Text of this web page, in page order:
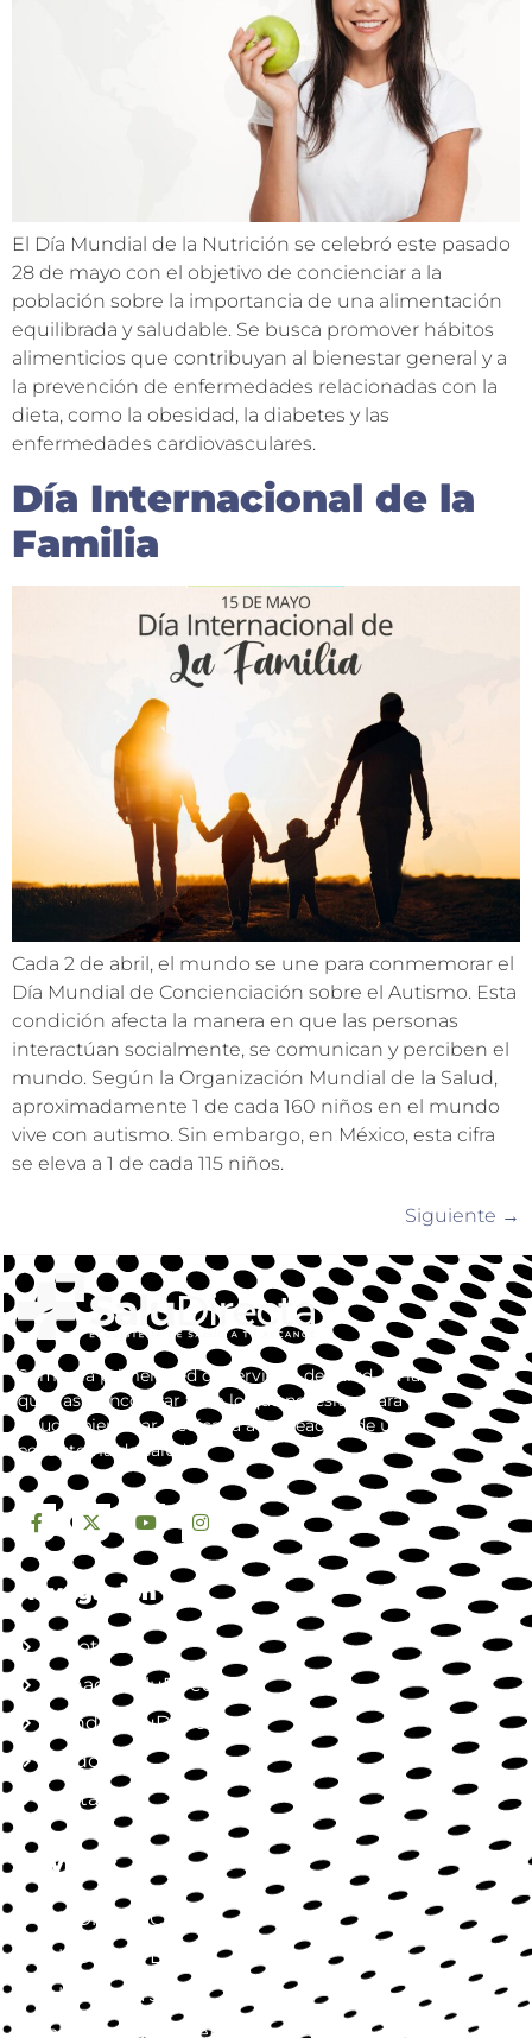
El Día Mundial de la Nutrición se celebró este pasado
28 de mayo con el objetivo de concienciar a la
población sobre la importancia de una alimentación
equilibrada y saludable. Se busca promover hábitos
alimenticios que contribuyan al bienestar general y a
la prevención de enfermedades relacionadas con la
dieta, como la obesidad, la diabetes y las
enfermedades cardiovasculares.
Día Internacional de la
Familia
Cada 2 de abril, el mundo se une para conmemorar el
Día Mundial de Concienciación sobre el Autismo. Esta
condición afecta la manera en que las personas
interactúan socialmente, se comunican y perciben el
mundo. Según la Organización Mundial de la Salud,
aproximadamente 1 de cada 160 niños en el mundo
vive con autismo. Sin embargo, en México, esta cifra
se eleva a 1 de cada 115 niños.
Siguiente →
Somos la primera red de servicios de salud, en la
que vas a encontrar todo lo que necesitas para tu
salud y bienestar. dedicada a la creación de un
ecosistema de salud.
Navegación
Nosotros
Jornada SaluDirecta
Mundo SaluDirecta
Aliados
Contacto
Servicios
SaluDirecta Citas
SaluDirecta Lab
SaluDirecta Job
SaluDirecta Market